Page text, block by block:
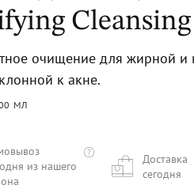
очищение для жирной и
к акне.
МЛ
из нашего
Доставка
сегодня